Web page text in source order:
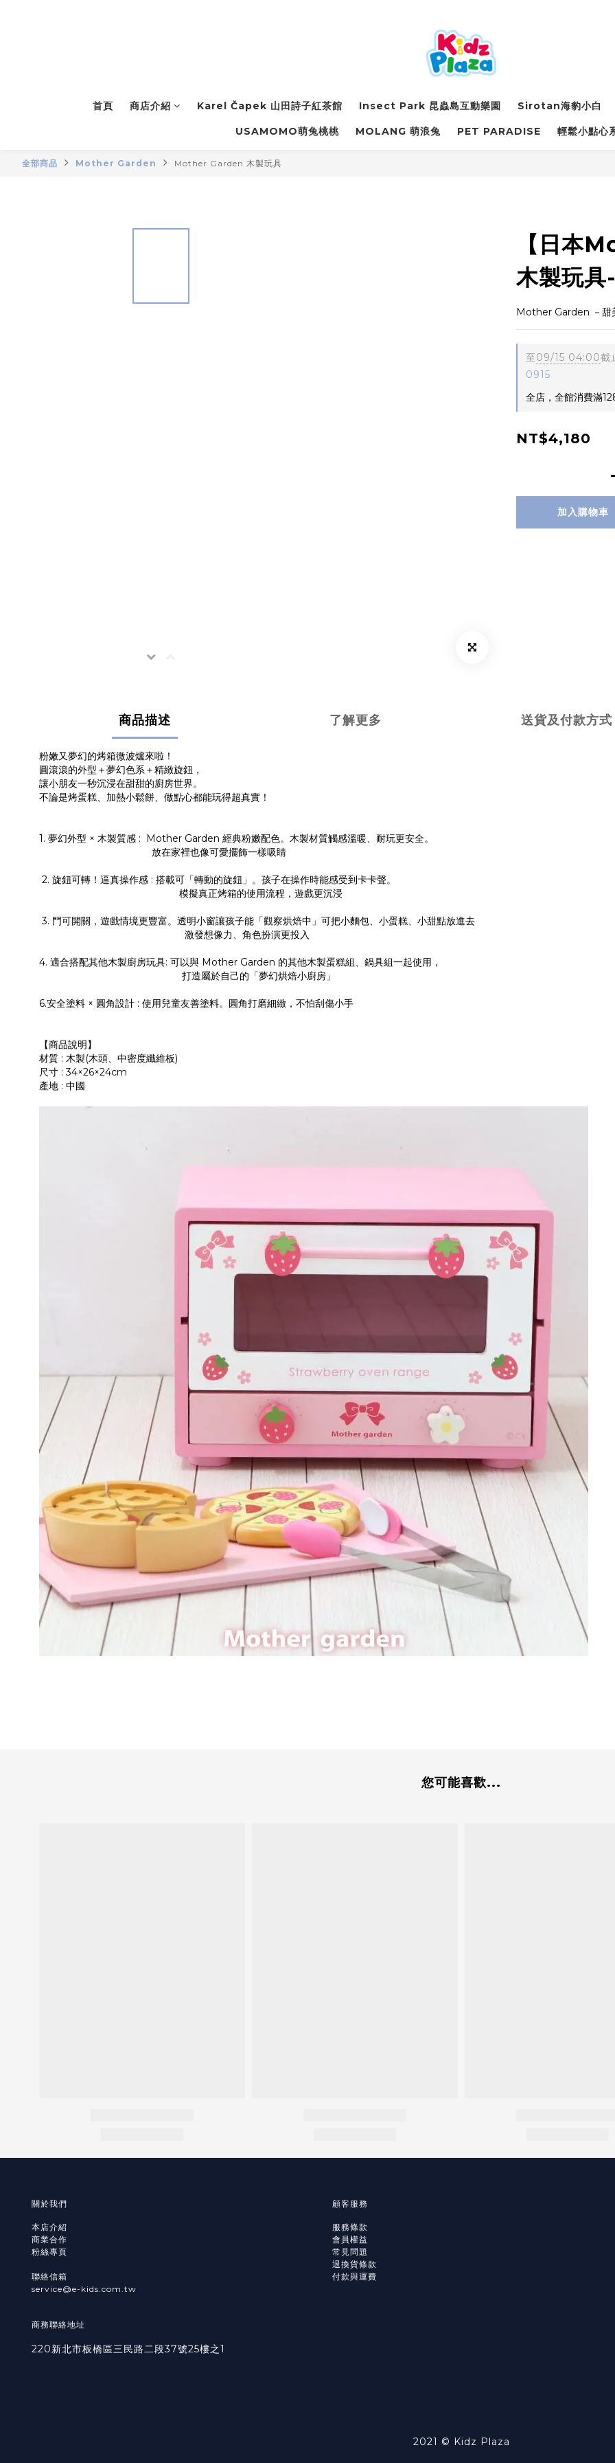
首頁 商店介紹 Karel Čapek 山田詩子紅茶館 Insect Park 昆蟲島互動樂園 Sirotan海豹小白
USAMOMO萌兔桃桃 MOLANG 萌浪兔 PET PARADISE 輕鬆小點心
全部商品 Mother Garden Mother Garden 木製玩具
【日本
木製玩具
Mother Garden －甜
至09/15 04:00截
0915
全店，全館消費滿
NT$4,180
加入購物車
商品描述 了解更多 送貨及付款方式
粉嫩又夢幻的烤箱微波爐來啦！
圓滾滾的外型＋夢幻色系＋精緻旋鈕，
讓小朋友一秒沉浸在甜甜的廚房世界。
不論是烤蛋糕、加熱小鬆餅、做點心都能玩得超真實！
1. 夢幻外型 × 木製質感 : Mother Garden 經典粉嫩配色。木製材質觸感溫暖、耐玩更安全。
放在家裡也像可愛擺飾一樣吸睛
2. 旋鈕可轉！逼真操作感 : 搭載可「轉動的旋鈕」。孩子在操作時能感受到卡卡聲。
模擬真正烤箱的使用流程，遊戲更沉浸
3. 門可開關，遊戲情境更豐富。透明小窗讓孩子能「觀察烘焙中」可把小麵包、小蛋糕、小甜點放進去
激發想像力、角色扮演更投入
4. 適合搭配其他木製廚房玩具: 可以與 Mother Garden 的其他木製蛋糕組、鍋具組一起使用，
打造屬於自己的「夢幻烘焙小廚房」
6.安全塗料 × 圓角設計 : 使用兒童友善塗料。圓角打磨細緻，不怕刮傷小手
【商品說明】
材質 : 木製(木頭、中密度纖維板)
尺寸 : 34×26×24cm
產地 : 中國
您可能喜歡...
關於我們
本店介紹
商業合作
粉絲專頁
聯絡信箱
service@e-kids.com.tw
商務聯絡地址
220新北市板橋區三民路二段37號25樓之1
顧客服務
服務條款
會員權益
常見問題
退換貨條款
付款與運費
2021 © Kidz Plaza